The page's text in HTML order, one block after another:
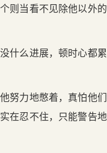
则当看不见除他以外
么进展，顿时心都
努力地憋着，真怕他
在忍不住，只能警告